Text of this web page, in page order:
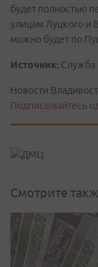
будет полностью
улицам Луцкого и
можно будет по
Источник: Служба
Новости
Подписывайтесь
Смотрите